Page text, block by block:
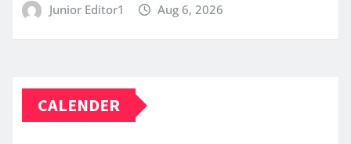
Junior Editor1 Aug 6, 2026
CALENDER